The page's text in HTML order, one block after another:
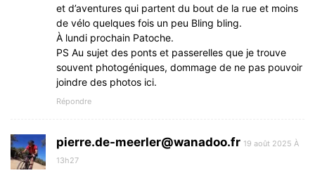
et d’aventures qui partent du bout de la rue et moins
de vélo quelques fois un peu Bling bling.
À lundi prochain Patoche.
PS Au sujet des ponts et passerelles que je trouve
souvent photogéniques, dommage de ne pas pouvoir
joindre des photos ici.
Répondre
pierre.de-meerler@wanadoo.fr 19 août 2025 À
13h27